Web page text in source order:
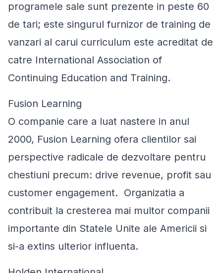
programele sale sunt prezente in peste 60
de tari; este singurul furnizor de training de
vanzari al carui curriculum este acreditat de
catre International Association of
Continuing Education and Training.
Fusion Learning
O companie care a luat nastere in anul
2000, Fusion Learning ofera clientilor sai
perspective radicale de dezvoltare pentru
chestiuni precum: drive revenue, profit sau
customer engagement. Organizatia a
contribuit la cresterea mai multor companii
importante din Statele Unite ale Americii si
si-a extins ulterior influenta.